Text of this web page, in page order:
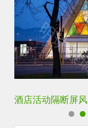
酒店活动隔断屏风